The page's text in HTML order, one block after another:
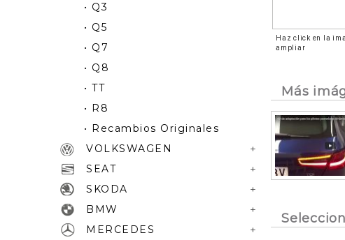
• Q3
• Q5
• Q7
• Q8
• TT
• R8
• Recambios Originales
VOLKSWAGEN
SEAT
SKODA
BMW
MERCEDES
Haz click en la
ampliar
Más